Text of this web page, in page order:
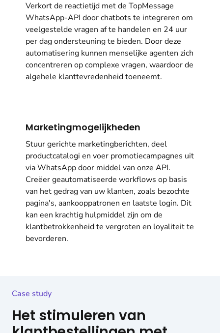
Verkort de reactietijd met de TopMessage
WhatsApp-API door chatbots te integreren om
veelgestelde vragen af te handelen en 24 uur
per dag ondersteuning te bieden. Door deze
automatisering kunnen menselijke agenten zich
concentreren op complexe vragen, waardoor de
algehele klanttevredenheid toeneemt.
Marketingmogelijkheden
Stuur gerichte marketingberichten, deel
productcatalogi en voer promotiecampagnes uit
via WhatsApp door middel van onze API.
Creëer geautomatiseerde workflows op basis
van het gedrag van uw klanten, zoals bezochte
pagina's, aankooppatronen en laatste login. Dit
kan een krachtig hulpmiddel zijn om de
klantbetrokkenheid te vergroten en loyaliteit te
bevorderen.
Case study
Het stimuleren van